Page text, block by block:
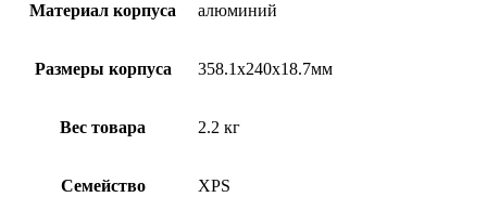
Материал корпуса алюминий
Размеры корпуса 358.1x240x18.7мм
Вес товара 2.2 кг
Семейство XPS